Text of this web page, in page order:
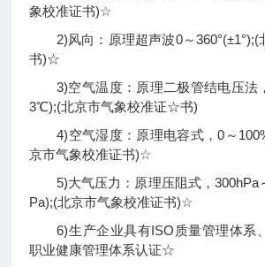
象校准证书)☆
2)风向：原理超声波0～360°(±1°);(
书)☆
3)空气温度：原理二极管结电压法
3℃);(北京市气象校准证☆书)
4)空气湿度：原理电容式，0～
京市气象校准证书)☆
5)大气压力：原理压阻式，300hPa
Pa);(北京市气象校准证书)☆
6)生产企业具有ISO质量管理体系
职业健康管理体系认证☆